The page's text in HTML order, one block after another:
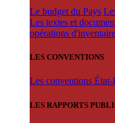
Le budget du Pays
Les textes et
opérations d'inventaire
LES CONVENTIONS
Les conventions État-
LES RAPPORTS